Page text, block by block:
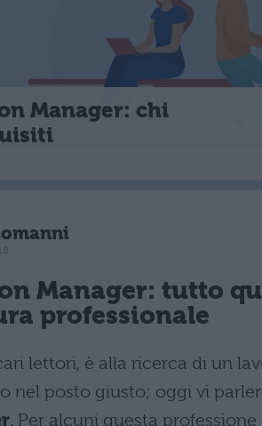
Manager: chi
Manager: tutto
professionale
lettori, è alla ricerca di un
nel posto giusto; oggi vi
. Per alcuni questa